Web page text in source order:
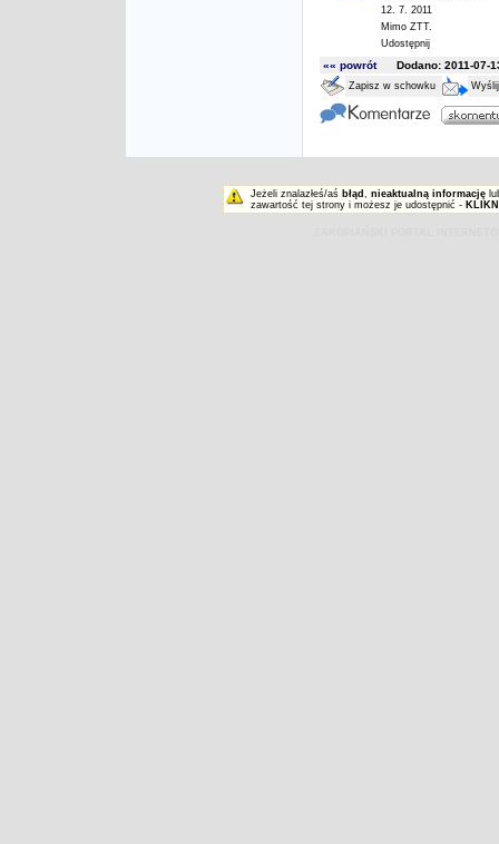
12. 7. 2011
Mimo ZTT.
Udostępnij
«« powrótDodano: 2011-07-
Zapisz w schowku
Jeżeli znalazłeś/aś błąd , nieaktualną informację
zawartość tej strony i możesz je udostępnić -